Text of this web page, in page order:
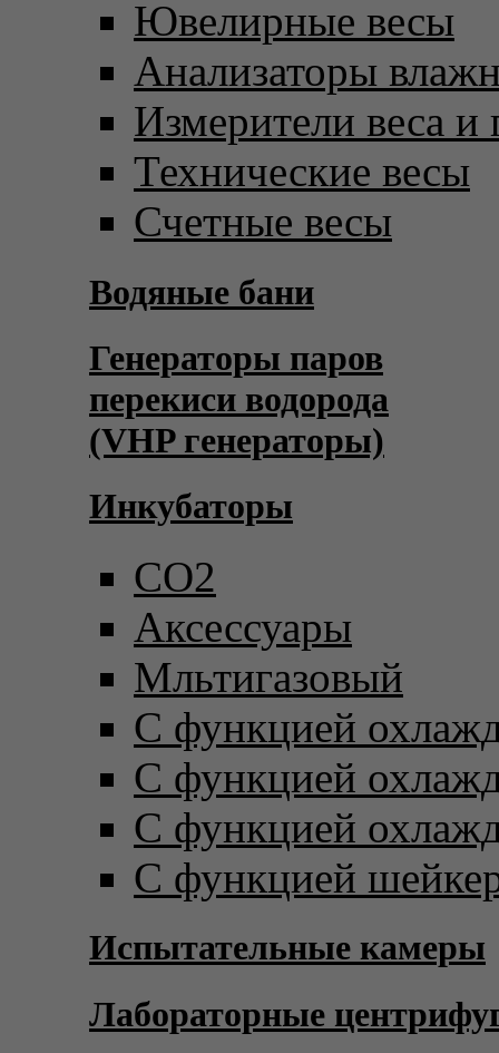
Ювелирные весы
Анализаторы
Измерители веса и
Технические весы
Счетные весы
Водяные бани
Генераторы паров
перекиси водорода
(VHP генераторы)
Инкубаторы
CO2
Аксессуары
Мльтигазовый
С функцией
С функцией
С функцией
С функцией
Испытательные камеры
Лабораторные